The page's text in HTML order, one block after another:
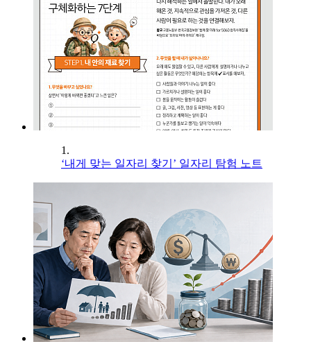
1.
‘내게 맞는 일자리 찾기’ 일자리 탐험 노트